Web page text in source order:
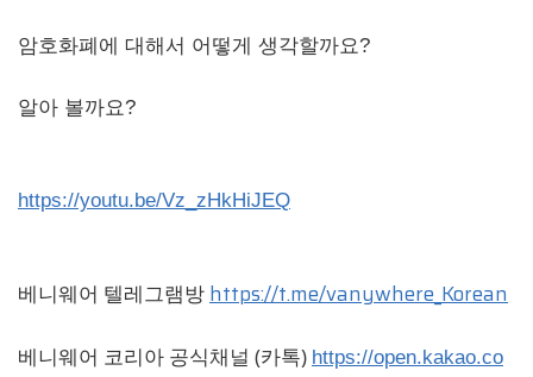
암호화폐에 대해서 어떻게 생각할까요?
알아 볼까요?
https://youtu.be/Vz_zHkHiJEQ
베니웨어 텔레그램방https://t.me/vanywhere_Korean
베니웨어 코리아 공식채널 (카톡) https://open.kakao.co